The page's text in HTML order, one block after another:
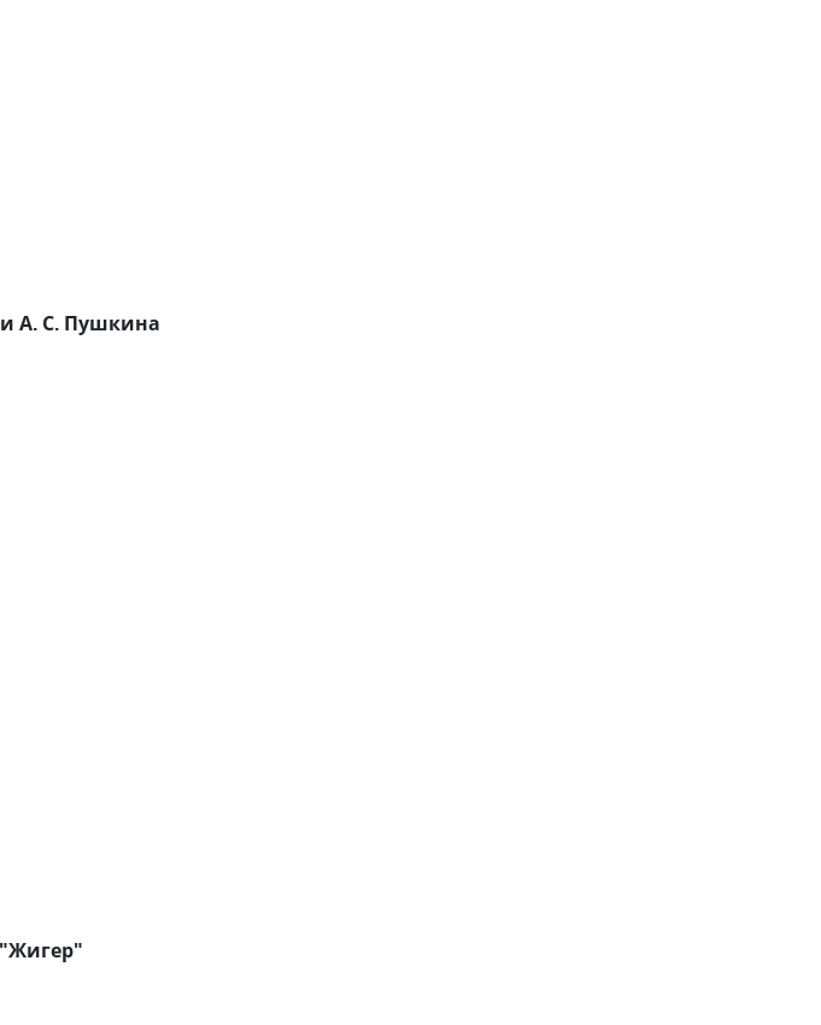
А. С. Пушкина